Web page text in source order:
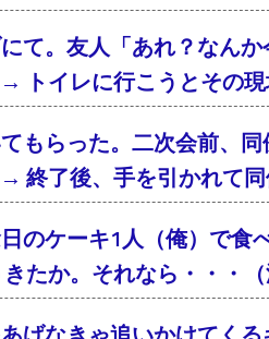
て。友人「あれ？なん
トイレに行こうとその
もらった。二次会前、
→ 終了後、手を引かれて
のケーキ1人（俺）で食
きたか。それなら・